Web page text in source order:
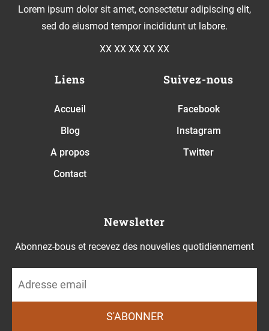
Lorem ipsum dolor sit amet, consectetur adipiscing elit,
sed do eiusmod tempor incididunt ut labore.
XX XX XX XX XX
Liens
Accueil
Blog
A propos
Contact
Suivez-nous
Facebook
Instagram
Twitter
Newsletter
Abonnez-bous et recevez des nouvelles quotidiennement
S'ABONNER